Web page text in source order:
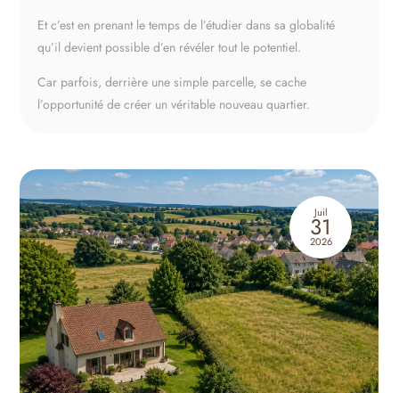
Et c’est en prenant le temps de l’étudier dans sa globalité
qu’il devient possible d’en révéler tout le potentiel.
Car parfois, derrière une simple parcelle, se cache
l’opportunité de créer un véritable nouveau quartier.
Juil
31
2026